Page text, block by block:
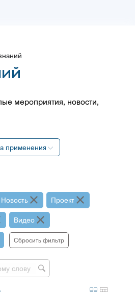
мероприятия, новости,
применения
Новость Проект
Видео
Сбросить фильтр